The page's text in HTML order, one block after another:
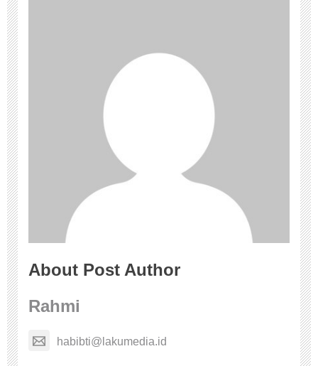
About Post Author
Rahmi
habibti@lakumedia.id